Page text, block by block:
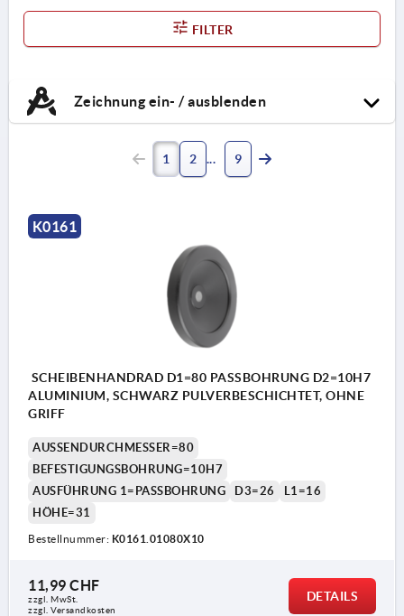
FILTER
Zeichnung ein- / ausblenden
1 2 9
K0161
SCHEIBENHANDRAD D1=80 PASSBOHRUNG D2=10H7
ALUMINIUM, SCHWARZ PULVERBESCHICHTET, OHNE
GRIFF
AUSSENDURCHMESSER=80
BEFESTIGUNGSBOHRUNG=10H7
AUSFÜHRUNG 1=PASSBOHRUNG
D3=26
L1=16
HÖHE=31
Bestellnummer: K0161.01080X10
11,99 CHF
zzgl. MwSt.
zzgl. Versandkosten
DETAILS